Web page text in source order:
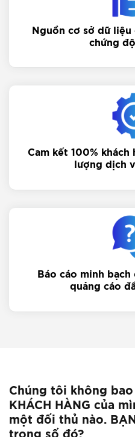
Nguồn cơ sở dữ liệu
chứng
Cam kết 100%
lượng dịch
Báo cáo minh
quảng cáo
Chúng tôi không
KHÁCH HÀNG của
một đối thủ nào.